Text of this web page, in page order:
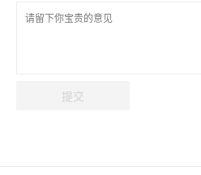
提交